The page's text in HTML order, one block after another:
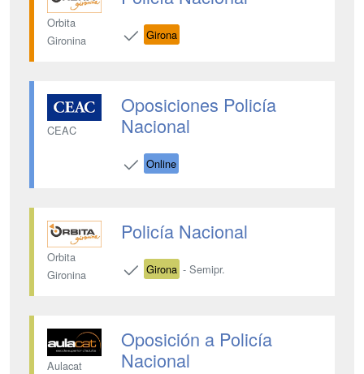
Orbita
Gironina
Girona
CEAC
Oposiciones Policía
Nacional
Online
Orbita
Gironina
Policía Nacional
Girona - Semipr.
Aulacat
Oposición a Policía
Nacional